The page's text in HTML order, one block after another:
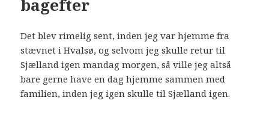
bagefter
Det blev rimelig sent, inden jeg var hjemme fra
stævnet i Hvalsø, og selvom jeg skulle retur til
Sjælland igen mandag morgen, så ville jeg altså
bare gerne have en dag hjemme sammen med
familien, inden jeg igen skulle til Sjælland igen.